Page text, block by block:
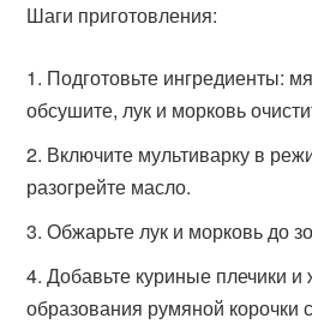
Шаги приготовления:
Подготовьте ингредиенты:
обсушите, лук и морковь
Включите мультиварку в
разогрейте масло.
Обжарьте лук и морковь до
Добавьте куриные плечики и
образования румяной корочки